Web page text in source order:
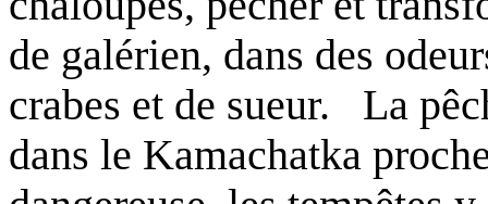
de galérien, dans des
crabes et de sueur.
La
dans le Kamachatka